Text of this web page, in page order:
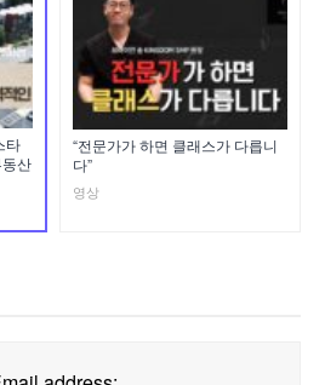
타
산
“전문가가 하면 클래스가 다릅니
다”
영상